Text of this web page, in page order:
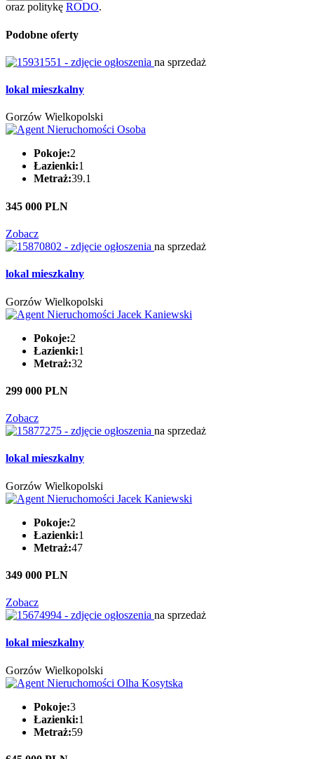
oraz politykę RODO.
Podobne oferty
na sprzedaż
lokal mieszkalny
Gorzów Wielkopolski
Pokoje:2
Łazienki:1
Metraż:39.1
345 000 PLN
Zobacz
na sprzedaż
lokal mieszkalny
Gorzów Wielkopolski
Pokoje:2
Łazienki:1
Metraż:32
299 000 PLN
Zobacz
na sprzedaż
lokal mieszkalny
Gorzów Wielkopolski
Pokoje:2
Łazienki:1
Metraż:47
349 000 PLN
Zobacz
na sprzedaż
lokal mieszkalny
Gorzów Wielkopolski
Pokoje:3
Łazienki:1
Metraż:59